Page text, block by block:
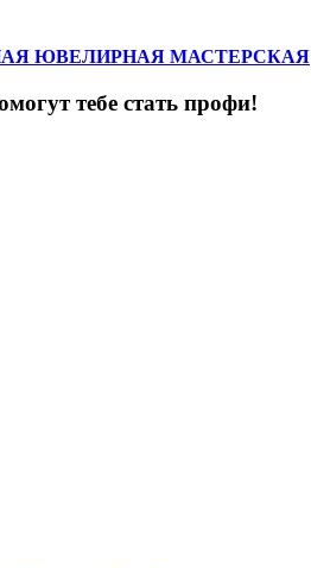
ЮВЕЛИРНАЯ МАСТЕРСКАЯ
тебе стать профи!